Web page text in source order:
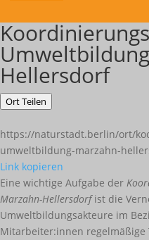
Hellersdorf
Ort Teilen
https://naturstadt.berlin/ort/
umweltbildung-marzahn-
Link kopieren
Eine wichtige Aufgabe der
Marzahn-Hellersdorfist die
Umweltbildungsakteure im
Mitarbeiter:innen regelmäßige